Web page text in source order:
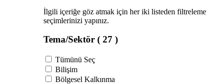
İlgili içeriğe göz atmak için her iki listeden filtreleme
seçimlerinizi yapınız.
Tema/Sektör ( 27 )
Tümünü Seç
Bilişim
Bölgesel Kalkınma